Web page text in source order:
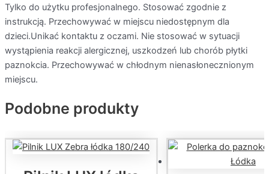
Tylko do użytku profesjonalnego. Stosować zgodnie z
instrukcją. Przechowywać w miejscu niedostępnym dla
dzieci.Unikać kontaktu z oczami. Nie stosować w sytuacji
wystąpienia reakcji alergicznej, uszkodzeń lub chorób płytki
paznokcia. Przechowywać w chłodnym nienasłonecznionym
miejscu.
Podobne produkty